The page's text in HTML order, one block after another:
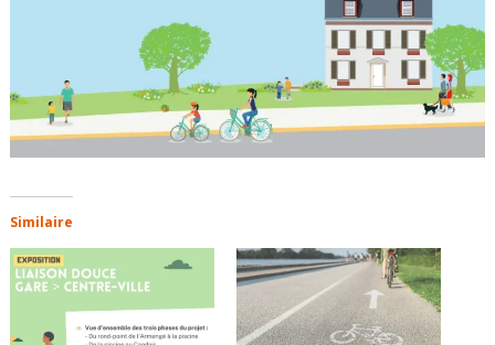
Similaire